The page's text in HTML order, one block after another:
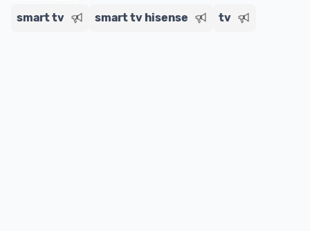
smart tv
smart tv hisense tv